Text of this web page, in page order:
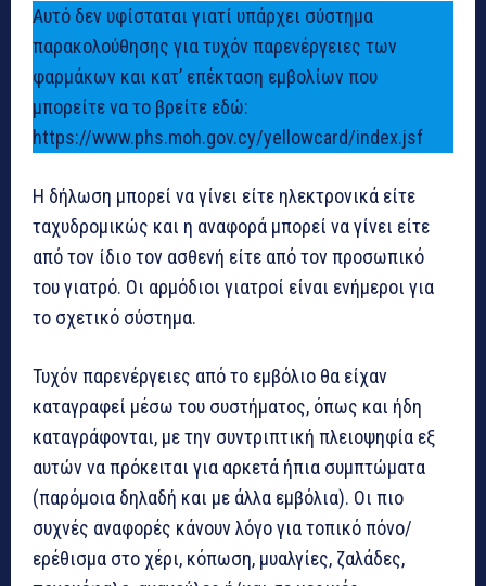
Αυτό δεν υφίσταται γιατί υπάρχει σύστημα
παρακολούθησης για τυχόν παρενέργειες των
φαρμάκων και κατ’ επέκταση εμβολίων που
μπορείτε να το βρείτε εδώ:
https://www.phs.moh.gov.cy/yellowcard/index.jsf
Η δήλωση μπορεί να γίνει είτε ηλεκτρονικά είτε
ταχυδρομικώς και η αναφορά μπορεί να γίνει είτε
από τον ίδιο τον ασθενή είτε από τον προσωπικό
του γιατρό. Οι αρμόδιοι γιατροί είναι ενήμεροι για
το σχετικό σύστημα.
Τυχόν παρενέργειες από το εμβόλιο θα είχαν
καταγραφεί μέσω του συστήματος, όπως και ήδη
καταγράφονται, με την συντριπτική πλειοψηφία εξ
αυτών να πρόκειται για αρκετά ήπια συμπτώματα
(παρόμοια δηλαδή και με άλλα εμβόλια). Οι πιο
συχνές αναφορές κάνουν λόγο για τοπικό πόνο/
ερέθισμα στο χέρι, κόπωση, μυαλγίες, ζαλάδες,